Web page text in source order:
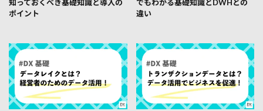
知っておくべき基礎知識と導入の
ポイント
でもわかる基礎知識とDWHとの
違い